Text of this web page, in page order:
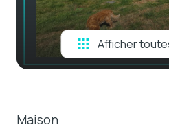
Afficher
Maison